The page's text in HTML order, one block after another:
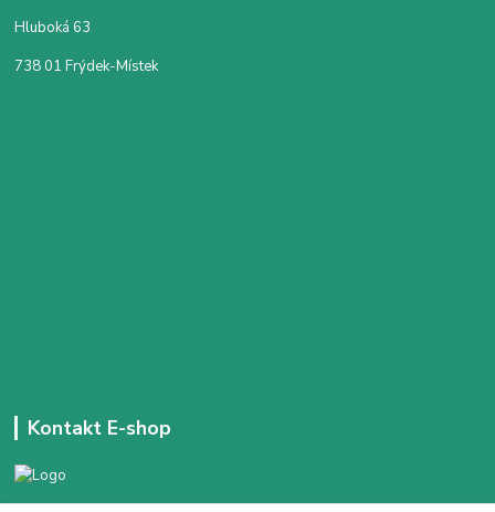
Hluboká 63
738 01 Frýdek-Místek
Kontakt E-shop